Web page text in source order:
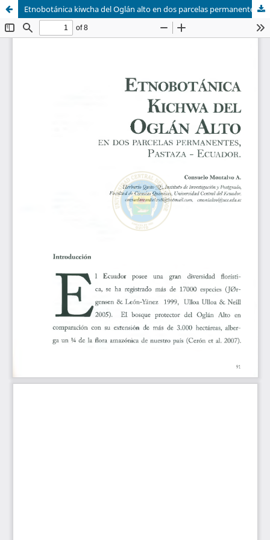
Etnobotánica kiwcha del Oglán alto en dos parcelas permanentes, Pastaza-Ecuador